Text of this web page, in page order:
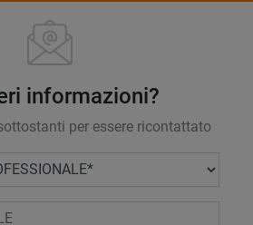
informazioni?
per essere ricontattato